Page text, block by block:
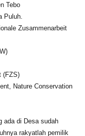
Tebo
Puluh.
Zusammenarbeit
(FZS)
Nature Conservation
ada di Desa sudah
rakyatlah pemilik